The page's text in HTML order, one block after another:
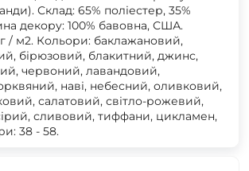
Склад: 65% поліестер, 35%
декору: 100% бавовна, США.
г / м2. Кольори: баклажановий,
бірюзовий, блакитний, джинс,
червоний, лавандовий,
наві, небесний, оливковий,
салатовий, світло-рожевий,
сливовий, тиффани, цикламен,
38 - 58.